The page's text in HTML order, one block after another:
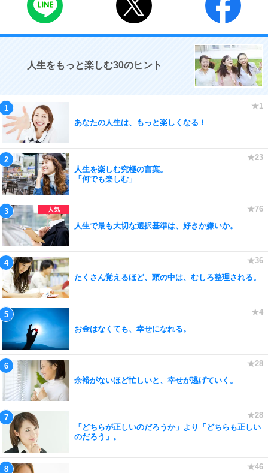
人生をもっと楽しむ30のヒント
あなたの人生は、もっと楽しくなる！
人生を楽しむ究極の言葉。
「何でも楽しむ」
人生で最も大切な選択基準は、好きか嫌いか。
たくさん覚えるほど、頭の中は、むしろ整理される。
お金はなくても、幸せになれる。
余裕がないほど忙しいと、幸せが逃げていく。
「どちらが正しいのだろうか」より「どちらも正しい
のだろう」。